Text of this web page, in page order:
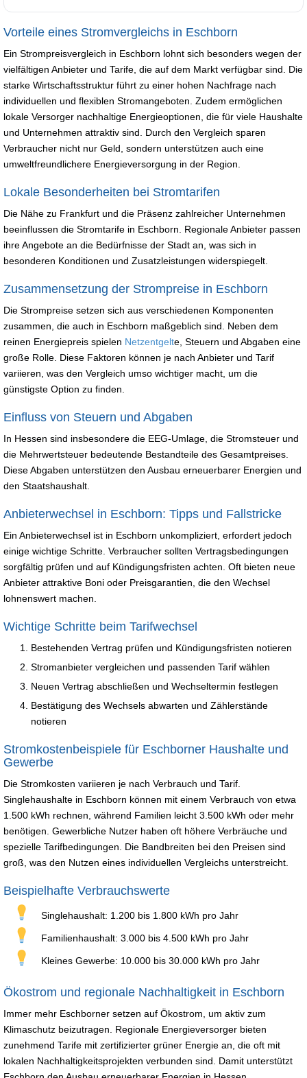
Vorteile eines Stromvergleichs in Eschborn
Ein Strompreisvergleich in Eschborn lohnt sich besonders wegen der
vielfältigen Anbieter und Tarife, die auf dem Markt verfügbar sind. Die
starke Wirtschaftsstruktur führt zu einer hohen Nachfrage nach
individuellen und flexiblen Stromangeboten. Zudem ermöglichen
lokale Versorger nachhaltige Energieoptionen, die für viele Haushalte
und Unternehmen attraktiv sind. Durch den Vergleich sparen
Verbraucher nicht nur Geld, sondern unterstützen auch eine
umweltfreundlichere Energieversorgung in der Region.
Lokale Besonderheiten bei Stromtarifen
Die Nähe zu Frankfurt und die Präsenz zahlreicher Unternehmen
beeinflussen die Stromtarife in Eschborn. Regionale Anbieter passen
ihre Angebote an die Bedürfnisse der Stadt an, was sich in
besonderen Konditionen und Zusatzleistungen widerspiegelt.
Zusammensetzung der Strompreise in Eschborn
Die Strompreise setzen sich aus verschiedenen Komponenten
zusammen, die auch in Eschborn maßgeblich sind. Neben dem
reinen Energiepreis spielen Netzentgelte, Steuern und Abgaben eine
große Rolle. Diese Faktoren können je nach Anbieter und Tarif
variieren, was den Vergleich umso wichtiger macht, um die
günstigste Option zu finden.
Einfluss von Steuern und Abgaben
In Hessen sind insbesondere die EEG-Umlage, die Stromsteuer und
die Mehrwertsteuer bedeutende Bestandteile des Gesamtpreises.
Diese Abgaben unterstützen den Ausbau erneuerbarer Energien und
den Staatshaushalt.
Anbieterwechsel in Eschborn: Tipps und Fallstricke
Ein Anbieterwechsel ist in Eschborn unkompliziert, erfordert jedoch
einige wichtige Schritte. Verbraucher sollten Vertragsbedingungen
sorgfältig prüfen und auf Kündigungsfristen achten. Oft bieten neue
Anbieter attraktive Boni oder Preisgarantien, die den Wechsel
lohnenswert machen.
Wichtige Schritte beim Tarifwechsel
Bestehenden Vertrag prüfen und Kündigungsfristen notieren
Stromanbieter vergleichen und passenden Tarif wählen
Neuen Vertrag abschließen und Wechseltermin festlegen
Bestätigung des Wechsels abwarten und Zählerstände
notieren
Stromkostenbeispiele für Eschborner Haushalte und
Gewerbe
Die Stromkosten variieren je nach Verbrauch und Tarif.
Singlehaushalte in Eschborn können mit einem Verbrauch von etwa
1.500 kWh rechnen, während Familien leicht 3.500 kWh oder mehr
benötigen. Gewerbliche Nutzer haben oft höhere Verbräuche und
spezielle Tarifbedingungen. Die Bandbreiten bei den Preisen sind
groß, was den Nutzen eines individuellen Vergleichs unterstreicht.
Beispielhafte Verbrauchswerte
Singlehaushalt: 1.200 bis 1.800 kWh pro Jahr
Familienhaushalt: 3.000 bis 4.500 kWh pro Jahr
Kleines Gewerbe: 10.000 bis 30.000 kWh pro Jahr
Ökostrom und regionale Nachhaltigkeit in Eschborn
Immer mehr Eschborner setzen auf Ökostrom, um aktiv zum
Klimaschutz beizutragen. Regionale Energieversorger bieten
zunehmend Tarife mit zertifizierter grüner Energie an, die oft mit
lokalen Nachhaltigkeitsprojekten verbunden sind. Damit unterstützt